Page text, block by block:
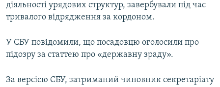
діяльності урядових структур, завербували під час
тривалого відрядження за кордоном.
У СБУ повідомили, що посадовцю оголосили про
підозру за статтею про «державну зраду».
За версією СБУ, затриманий чиновник секретаріату